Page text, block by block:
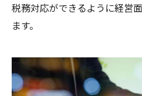
税務対応ができるように経営
ます。